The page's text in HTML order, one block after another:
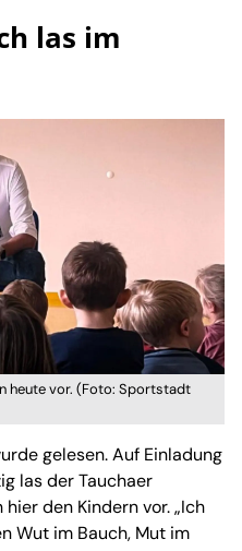
las im
heute vor. (Foto: Sportstadt
gelesen. Auf Einladung
las der Tauchaer
den Kindern vor. „Ich
Wut im Bauch, Mut im